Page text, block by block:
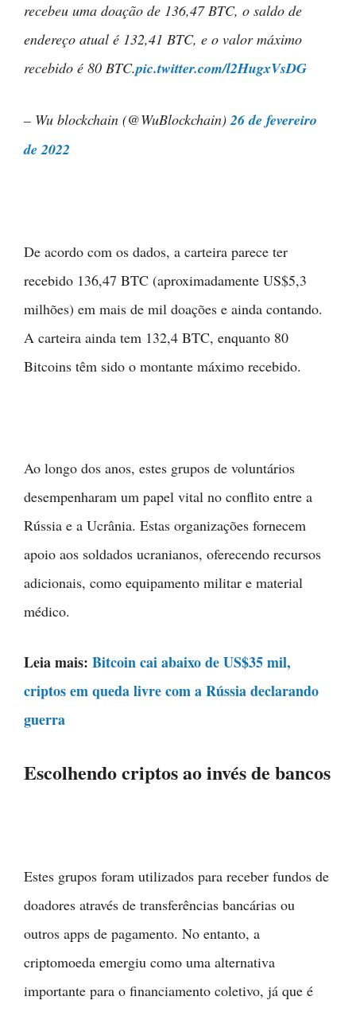
recebeu uma doação de 136,47 BTC, o saldo de
endereço atual é 132,41 BTC, e o valor máximo
recebido é 80 BTC.pic.twitter.com/l2HugxVsDG
– Wu blockchain (@WuBlockchain) 26 de fevereiro
de 2022
De acordo com os dados, a carteira parece ter
recebido 136,47 BTC (aproximadamente US$5,3
milhões) em mais de mil doações e ainda contando.
A carteira ainda tem 132,4 BTC, enquanto 80
Bitcoins têm sido o montante máximo recebido.
Ao longo dos anos, estes grupos de voluntários
desempenharam um papel vital no conflito entre a
Rússia e a Ucrânia. Estas organizações fornecem
apoio aos soldados ucranianos, oferecendo recursos
adicionais, como equipamento militar e material
médico.
Leia mais: Bitcoin cai abaixo de US$35 mil,
criptos em queda livre com a Rússia declarando
guerra
Escolhendo criptos ao invés de bancos
Estes grupos foram utilizados para receber fundos de
doadores através de transferências bancárias ou
outros apps de pagamento. No entanto, a
criptomoeda emergiu como uma alternativa
importante para o financiamento coletivo, já que é